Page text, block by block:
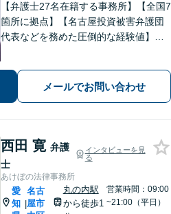
【弁護士27名在籍する事務所】【全国7
箇所に拠点】【名古屋投資被害弁護団
代表などを務めた圧倒的な経験値】投
せください【初回相談無料】【メディ
ア出演やセミナー講演多数】
メールでお問い合わせ
西田 寛 弁護
士
インタビューを見
る
あけぼの法律事務所
愛
知 |
名古
屋市
丸の内駅
から徒歩1
営業時間：09:00
~21:00（平日）